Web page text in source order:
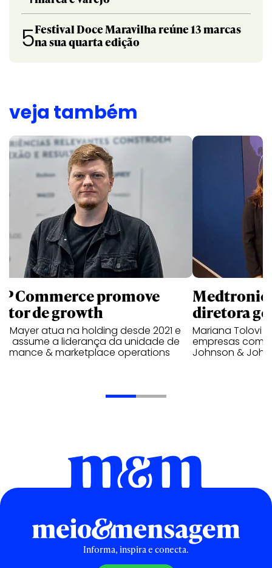
5Festival Doce Maravilha reúne 13 marcas
na sua quarta edição
veja também
Commerce promove
de growth
Mayer atua na holding desde 2021 e
assume a liderança da unidade de
& marketplace operations
Medtronic
diretora
Mariana Tolovi
empresas
Johnson &
Informa, inspira e conecta.